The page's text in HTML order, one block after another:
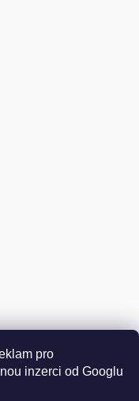
pro
inzerci od Googlu